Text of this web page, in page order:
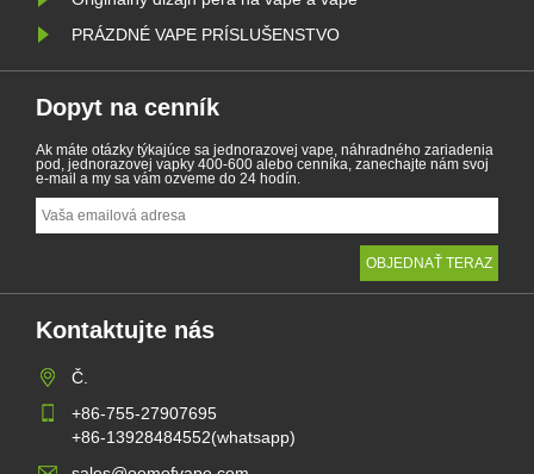
PRÁZDNÉ VAPE PRÍSLUŠENSTVO
Dopyt na cenník
Ak máte otázky týkajúce sa jednorazovej vape, náhradného zariadenia
pod, jednorazovej vapky 400-600 alebo cenníka, zanechajte nám svoj
e-mail a my sa vám ozveme do 24 hodín.
Kontaktujte nás
Č.
+86-755-27907695
+86-13928484552(whatsapp)